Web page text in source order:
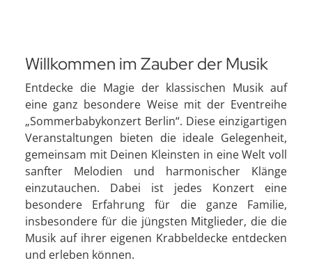
Willkommen im Zauber der Musik
Entdecke die Magie der klassischen Musik auf
eine ganz besondere Weise mit der Eventreihe
„Sommerbabykonzert Berlin“. Diese einzigartigen
Veranstaltungen bieten die ideale Gelegenheit,
gemeinsam mit Deinen Kleinsten in eine Welt voll
sanfter Melodien und harmonischer Klänge
einzutauchen. Dabei ist jedes Konzert eine
besondere Erfahrung für die ganze Familie,
insbesondere für die jüngsten Mitglieder, die die
Musik auf ihrer eigenen Krabbeldecke entdecken
und erleben können.